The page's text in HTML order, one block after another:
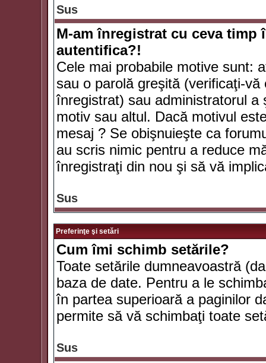
Sus
M-am înregistrat cu ceva timp
autentifica?!
Cele mai probabile motive sunt:
sau o parolă greşită (verificaţi-
înregistrat) sau administratorul
motiv sau altul. Dacă motivul
mesaj ? Se obişnuieşte ca
au scris nimic pentru a reduce
înregistraţi din nou şi să vă
Sus
Preferinţe şi setări
Cum îmi schimb setările?
Toate setările dumneavoastră
baza de date. Pentru a le
în partea superioară a paginilor
permite să vă schimbaţi toate
Sus